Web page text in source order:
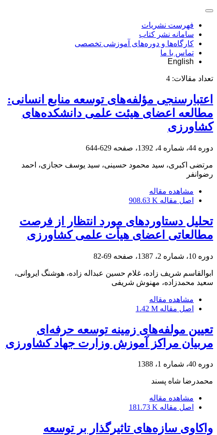
فهرست نشریات
سامانه نشر کتاب
کارگاه‌ها و دوره‌های آموزشی تخصصی
تماس با ما
English
تعداد مقالات: 4
اعتبارسنجی مؤلفه‌های توسعه منابع انسانی:
مطالعه اعضای هیئت علمی دانشکده‌های
کشاورزی
دوره 44، شماره 4، 1392، صفحه 629-644
مرتضی اکبری، سید محمود حسینی، سید یوسف حجازی، احمد
رضوانفر
مشاهده مقاله
اصل مقاله 908.63 K
تحلیل دستاوردهای مورد انتظار از فرصت‌
مطالعاتی اعضای هیأت علمی کشاورزی
دوره 10، شماره 2، 1387، صفحه 69-82
ابوالقاسم شریف زاده، غلام حسین عبداله زاده، هوشنگ ایروانی،
سعید محمدزاده، مهنوش شریفی
مشاهده مقاله
اصل مقاله 1.42 M
تعیین مولفه‌های زمینه توسعه حرفه‌ای
مربیان مراکز آموزش وزارت جهاد کشاورزی
دوره 40، شماره 1، 1388
محمدرضا شاه پسند
مشاهده مقاله
اصل مقاله 181.73 K
واکاوی سازه‌های تاثیرگذار بر توسعه